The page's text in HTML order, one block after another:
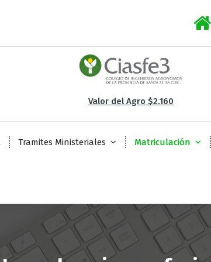
Valor del Agro $2.160
Tramites Ministeriales Matriculación